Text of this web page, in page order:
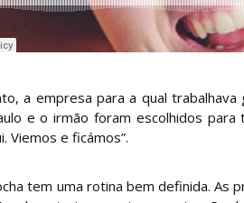
a empresa para a qual
e o irmão foram escolhidos
Viemos e ficámos”.
tem uma rotina bem definida.